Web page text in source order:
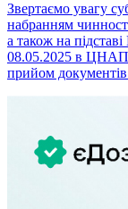
Звертаємо увагу
набранням
а також на
08.05.2025 в
прийом